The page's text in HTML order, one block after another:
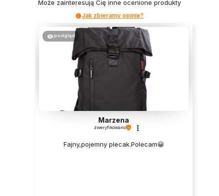
Może zainteresują Cię inne ocenione produkty
Jak zbieramy opinie?
podgląd
Marzena
zweryfikowano
Fajny,pojemny plecak.Polecam😀